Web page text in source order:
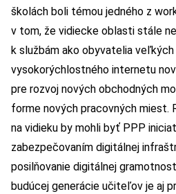
školách boli témou jedného z
v tom, že vidiecke oblasti stále
k službám ako obyvatelia
vysokorýchlostného internetu
pre rozvoj nových obchodných
forme nových pracovných miest.
na vidieku by mohli byť PPP
zabezpečovaním digitálnej
posilňovanie digitálnej
budúcej generácie učiteľov je aj